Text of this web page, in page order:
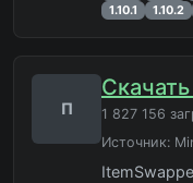
1.10.1
1.10.2
П
1 827 156
Источник: